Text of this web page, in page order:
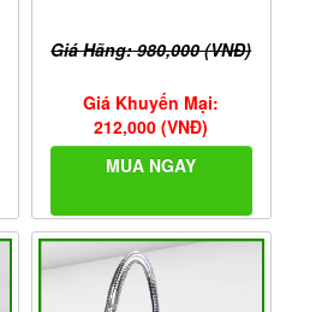
Giá Hãng: 980,000 (VNĐ)
Giá Khuyến Mại:
212,000 (VNĐ)
MUA NGAY